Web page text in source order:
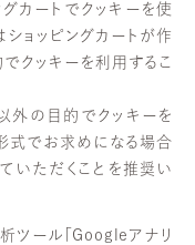
グカートでクッキーを使
ショッピングカートが作
クッキーを利用するこ
外の目的でクッキーを
式でお求めになる場合
いただくことを推奨い
ツール「Googleアナリ